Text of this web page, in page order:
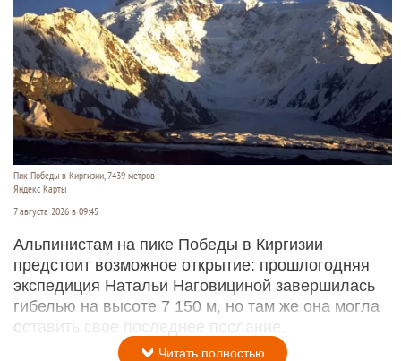
Пик Победы в Киргизии, 7439 метров
Яндекс Карты
7 августа 2026 в 09:45
Альпинистам на пике Победы в Киргизии
предстоит возможное открытие: прошлогодняя
экспедиция Натальи Наговициной завершилась
гибелью на высоте 7 150 м, но там же она могла
оставить свое последнее послание.
Читать полностью